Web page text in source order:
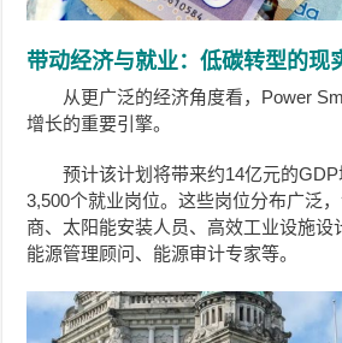
带动经济与就业：低碳转型的现
从更广泛的经济角度看，Power
增长的重要引擎。
预计该计划将带来约14亿元的
3,500个就业岗位。这些岗位分布广泛
商、太阳能安装人员、高效工业设施设
能源管理顾问、能源审计专家等。